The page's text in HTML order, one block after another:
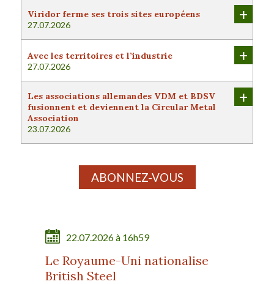
Viridor ferme ses trois sites européens
27.07.2026
+
Avec les territoires et l’industrie
27.07.2026
+
Les associations allemandes VDM et BDSV
fusionnent et deviennent la Circular Metal
Association
23.07.2026
+
ABONNEZ-VOUS
22.07.2026 à 16h59
Le Royaume-Uni nationalise
British Steel